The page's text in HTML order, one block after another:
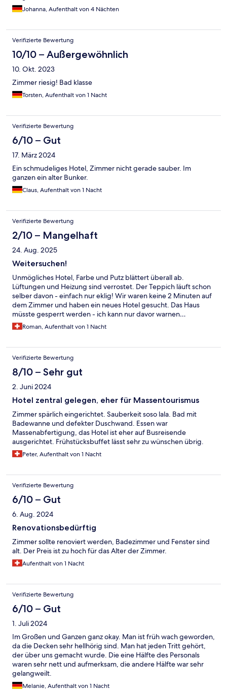
Johanna, Aufenthalt von 4 Nächten
Verifizierte Bewertung
10/10 – Außergewöhnlich
10. Okt. 2023
Zimmer riesig! Bad klasse
Torsten, Aufenthalt von 1 Nacht
Verifizierte Bewertung
6/10 – Gut
17. März 2024
Ein schmudeliges Hotel, Zimmer nicht gerade sauber. Im
ganzen ein alter Bunker.
Claus, Aufenthalt von 1 Nacht
Verifizierte Bewertung
2/10 – Mangelhaft
24. Aug. 2025
Weitersuchen!
Unmögliches Hotel, Farbe und Putz blättert überall ab.
Lüftungen und Heizung sind verrostet. Der Teppich läuft schon
selber davon - einfach nur eklig! Wir waren keine 2 Minuten auf
dem Zimmer und haben ein neues Hotel gesucht. Das Haus
müsste gesperrt werden - ich kann nur davor warnen…
Freundliches Personal, leider überfordert…
Roman, Aufenthalt von 1 Nacht
Verifizierte Bewertung
8/10 – Sehr gut
2. Juni 2024
Hotel zentral gelegen, eher für Massentourismus
Zimmer spärlich eingerichtet. Sauberkeit soso lala. Bad mit
Badewanne und defekter Duschwand. Essen war
Massenabfertigung, das Hotel ist eher auf Busreisende
ausgerichtet. Frühstücksbuffet lässt sehr zu wünschen übrig.
Peter, Aufenthalt von 1 Nacht
Verifizierte Bewertung
6/10 – Gut
6. Aug. 2024
Renovationsbedürftig
Zimmer sollte renoviert werden, Badezimmer und Fenster sind
alt. Der Preis ist zu hoch für das Alter der Zimmer.
Aufenthalt von 1 Nacht
Verifizierte Bewertung
6/10 – Gut
1. Juli 2024
Im Großen und Ganzen ganz okay. Man ist früh wach geworden,
da die Decken sehr hellhörig sind. Man hat jeden Tritt gehört,
der über uns gemacht wurde. Die eine Hälfte des Personals
waren sehr nett und aufmerksam, die andere Hälfte war sehr
gelangweilt.
Melanie, Aufenthalt von 1 Nacht